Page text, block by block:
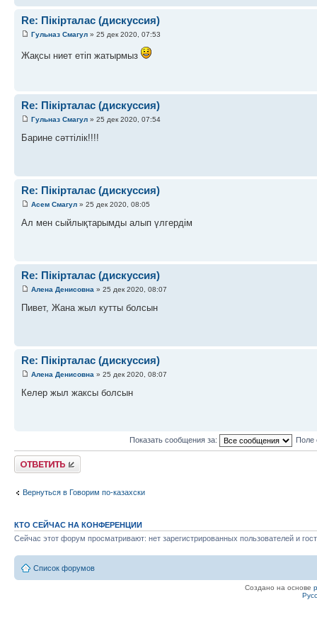
Re: Пікірталас (дискуссия)
Гульназ Смагул » 25 дек 2020, 07:53
Жақсы ниет етіп жатырмыз
Re: Пікірталас (дискуссия)
Гульназ Смагул » 25 дек 2020, 07:54
Барине сәттілік!!!!
Re: Пікірталас (дискуссия)
Асем Смагул » 25 дек 2020, 08:05
Ал мен сыйлықтарымды алып үлгердім
Re: Пікірталас (дискуссия)
Алена Денисовна » 25 дек 2020, 08:07
Пивет, Жана жыл кутты болсын
Re: Пікірталас (дискуссия)
Алена Денисовна » 25 дек 2020, 08:07
Келер жыл жаксы болсын
Показать сообщения за: Поле
Ответить
Вернуться в Говорим по-казахски
КТО СЕЙЧАС НА КОНФЕРЕНЦИИ
Сейчас этот форум просматривают: нет зарегистрированных пользователей и
Список форумов
Создано на основе